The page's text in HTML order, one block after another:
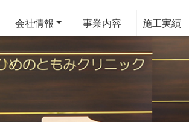
会社情報 事業内容 施工実績